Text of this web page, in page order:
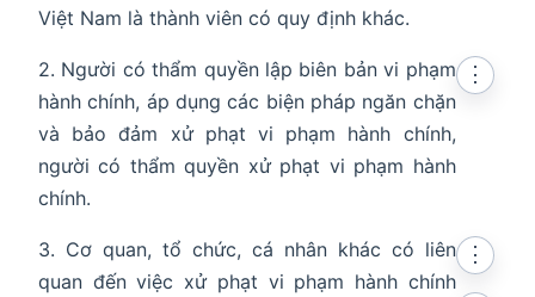
Việt Nam là thành viên có quy định khác.
2. Người có thẩm quyền lập biên bản vi phạm
hành chính, áp dụng các biện pháp ngăn chặn
và bảo đảm xử phạt vi phạm hành chính,
người có thẩm quyền xử phạt vi phạm hành
chính.
⋮
3. Cơ quan, tổ chức, cá nhân khác có liên
quan đến việc xử phạt vi phạm hành chính
⋮